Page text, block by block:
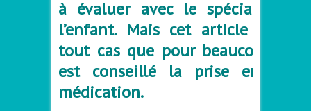
à évaluer avec le spécialiste
l’enfant. Mais cet article
tout cas que pour beaucoup
est conseillé la prise en
médication.